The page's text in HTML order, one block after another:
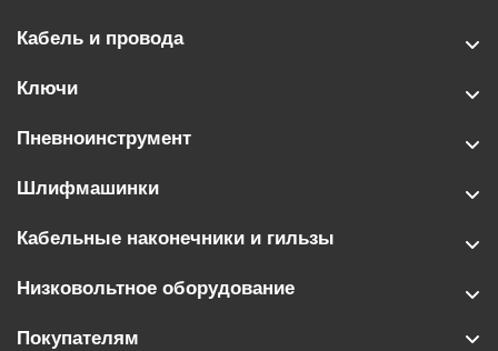
Кабель и провода
Ключи
Пневноинструмент
Шлифмашинки
Кабельные наконечники и гильзы
Низковольтное оборудование
Покупателям